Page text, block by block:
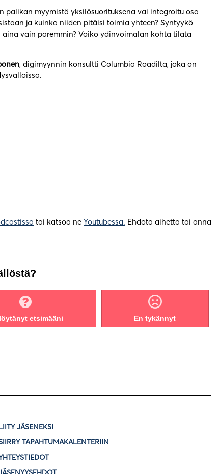
myymistä yksilösuorituksena vai integroitu osa
ja kuinka niiden pitäisi toimia yhteen? Syntyykö
vain paremmin? Voiko ydinvoimalan kohta tilata
, digimyynnin konsultti Columbia Roadilta, joka on
tai katsoa ne Youtubessa. Ehdota aihetta tai anna
etsimääni En tykännyt
JÄSENEKSI
TAPAHTUMAKALENTERIIN